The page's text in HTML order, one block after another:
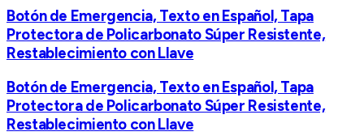
Botón de Emergencia, Texto en Español, Tapa
Protectora de Policarbonato Súper Resistente,
Restablecimiento con Llave
Botón de Emergencia, Texto en Español, Tapa
Protectora de Policarbonato Súper Resistente,
Restablecimiento con Llave